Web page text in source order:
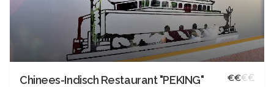
Chinees-Indisch Restaurant "PEKING" €€€€